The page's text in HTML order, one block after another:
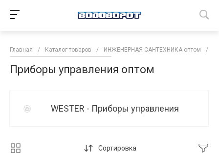
Главная / Каталог товаров / ИНЖЕНЕРНАЯ САНТЕХНИКА оптом /
Приборы управления оптом
WESTER - Приборы управления
Сортировка